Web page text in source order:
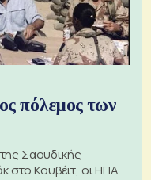
πόλεμος των
Σαουδικής
στο Κουβέιτ, οι ΗΠΑ